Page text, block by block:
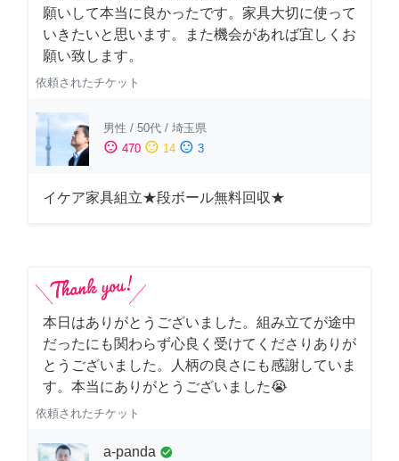
願いして本当に良かったです。家具大切に使って
いきたいと思います。また機会があれば宜しくお
願い致します。
依頼されたチケット
男性 / 50代 / 埼玉県
sentiment_satisfied 470 sentiment_neutral 14 sentiment_dissatisfied 3
イケア家具組立★段ボール無料回収★
本日はありがとうございました。組み立てが途中
だったにも関わらず心良く受けてくださりありが
とうございました。人柄の良さにも感謝していま
す。本当にありがとうございました😭
依頼されたチケット
a-panda check_circle